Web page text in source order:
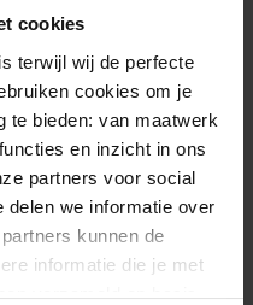
cookies
terwijl wij de perfecte
cookies om je
te bieden: van maatwerk
en inzicht in ons
partners voor social
delen we informatie over
kunnen de
informatie die je met
verzameld op basis